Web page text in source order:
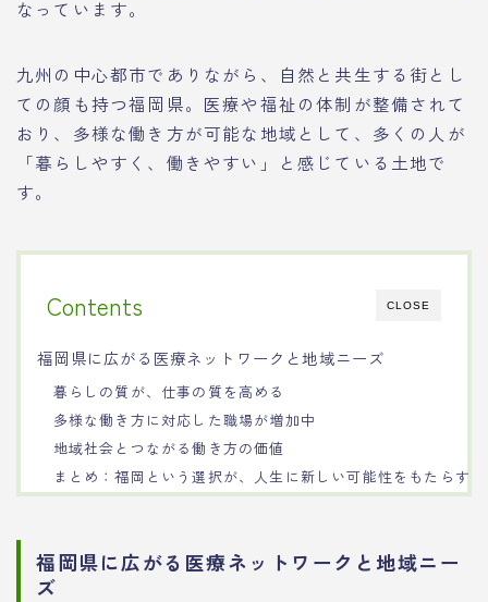
なっています。
九州の中心都市でありながら、自然と共生する街とし
ての顔も持つ福岡県。医療や福祉の体制が整備されて
おり、多様な働き方が可能な地域として、多くの人が
「暮らしやすく、働きやすい」と感じている土地で
す。
CLOSE
Contents
福岡県に広がる医療ネットワークと地域ニーズ
暮らしの質が、仕事の質を高める
多様な働き方に対応した職場が増加中
地域社会とつながる働き方の価値
まとめ：福岡という選択が、人生に新しい可能性をもたらす
福岡県に広がる医療ネットワークと地域ニー
ズ